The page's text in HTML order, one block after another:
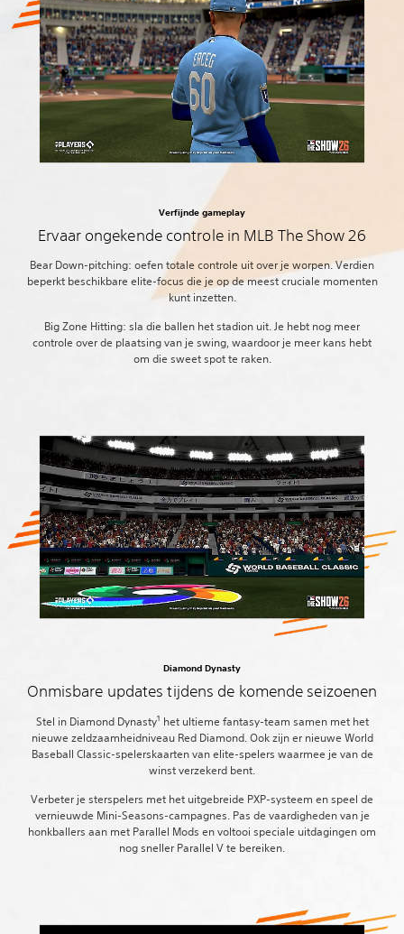
Verfijnde gameplay
Ervaar ongekende controle in MLB The Show 26
Bear Down-pitching: oefen totale controle uit over je worpen. Verdien
beperkt beschikbare elite-focus die je op de meest cruciale momenten
kunt inzetten.
Big Zone Hitting: sla die ballen het stadion uit. Je hebt nog meer
controle over de plaatsing van je swing, waardoor je meer kans hebt
om die sweet spot te raken.
Diamond Dynasty
Onmisbare updates tijdens de komende seizoenen
Stel in Diamond Dynasty1 het ultieme fantasy-team samen met het
nieuwe zeldzaamheidniveau Red Diamond. Ook zijn er nieuwe World
Baseball Classic-spelerskaarten van elite-spelers waarmee je van de
winst verzekerd bent.
Verbeter je sterspelers met het uitgebreide PXP-systeem en speel de
vernieuwde Mini-Seasons-campagnes. Pas de vaardigheden van je
honkballers aan met Parallel Mods en voltooi speciale uitdagingen om
nog sneller Parallel V te bereiken.